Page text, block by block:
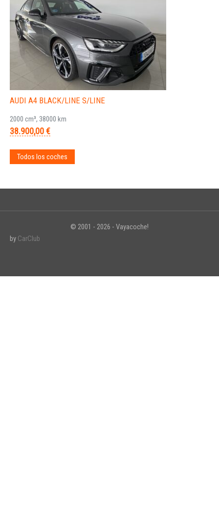
AUDI A4 BLACK/LINE S/LINE
2000 cm³, 38000 km
38.900,00 €
Todos los coches
© 2001 - 2026 - Vayacoche!
by CarClub